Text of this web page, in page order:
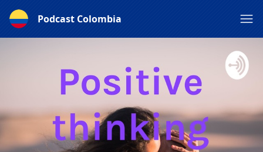
Podcast Colombia